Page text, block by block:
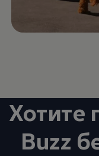
Хотите
Buzz